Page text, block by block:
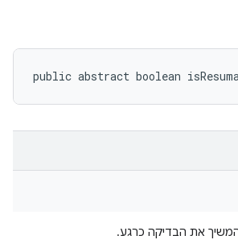
public abstract boolean
את הבדיקה כרגע.